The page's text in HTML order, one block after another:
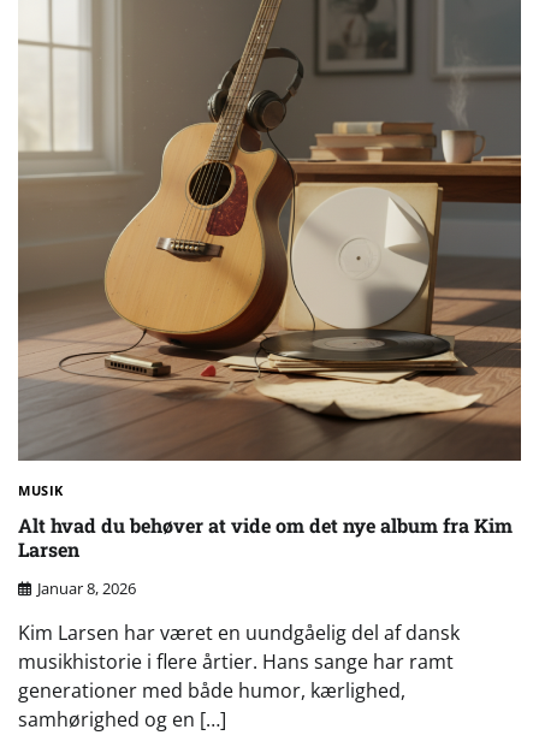
MUSIK
Alt hvad du behøver at vide om det nye album fra Kim
Larsen
Januar 8, 2026
Kim Larsen har været en uundgåelig del af dansk
musikhistorie i flere årtier. Hans sange har ramt
generationer med både humor, kærlighed,
samhørighed og en […]